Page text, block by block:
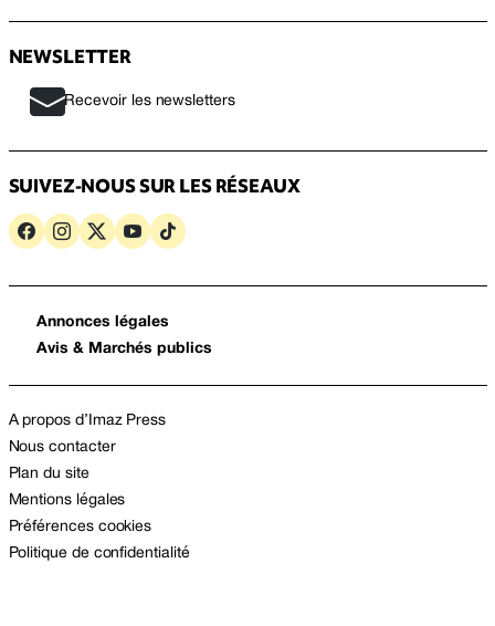
NEWSLETTER
Recevoir les newsletters
SUIVEZ-NOUS SUR LES RÉSEAUX
Annonces légales
Avis & Marchés publics
A propos d’Imaz Press
Nous contacter
Plan du site
Mentions légales
Préférences cookies
Politique de confidentialité